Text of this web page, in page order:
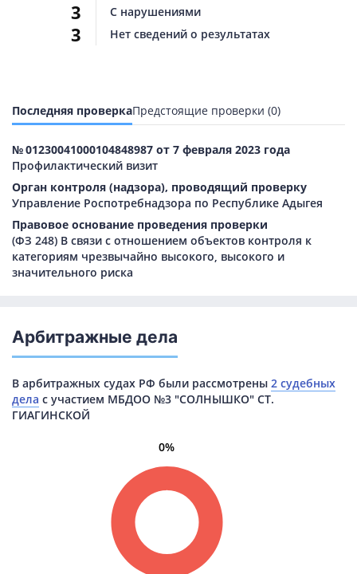
3
3
С нарушениями
Нет сведений о результатах
Последняя проверкаПредстоящие проверки (0)
№ 01230041000104848987 от 7 февраля 2023 года
Профилактический визит
Орган контроля (надзора), проводящий проверку
Управление Роспотребнадзора по Республике Адыгея
Правовое основание проведения проверки
(ФЗ 248) В связи с отношением объектов контроля к
категориям чрезвычайно высокого, высокого и
значительного риска
Арбитражные дела
В арбитражных судах РФ были рассмотрены 2 судебных
дела с участием МБДОО №3 "СОЛНЫШКО" СТ.
ГИАГИНСКОЙ
0%